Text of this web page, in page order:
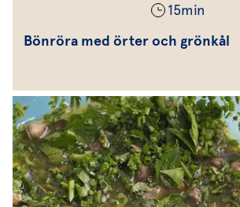
15min
Bönröra med örter och grönkål